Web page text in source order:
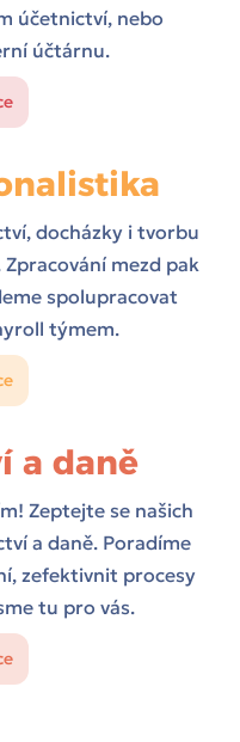
účetnictví, nebo
účtárnu.
docházky i tvorbu
mezd pak
spolupracovat
týmem.
a daně
Zeptejte se našich
a daně. Poradíme
zefektivnit procesy
tu pro vás.